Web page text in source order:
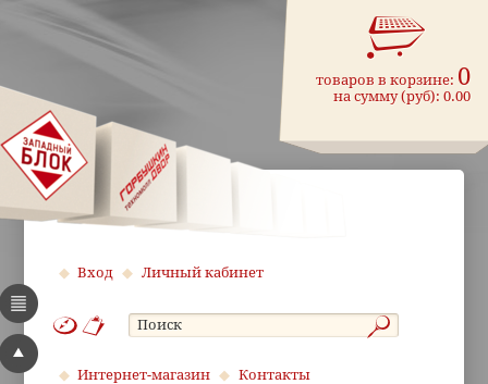
товаров в корзине: 0
на сумму (руб):0.00
Вход Личный кабинет
Интернет-магазин Контакты